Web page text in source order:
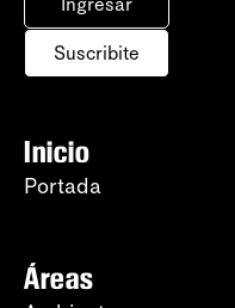
Ingresar
Suscribite
Inicio
Portada
Áreas